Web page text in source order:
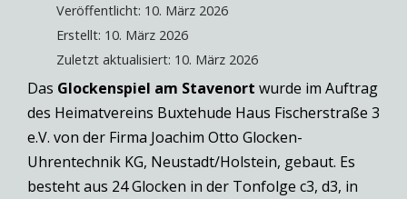
Veröffentlicht: 10. März 2026
Erstellt: 10. März 2026
Zuletzt aktualisiert: 10. März 2026
Das Glockenspiel am Stavenort wurde im Auftrag
des Heimatvereins Buxtehude Haus Fischerstraße 3
e.V. von der Firma Joachim Otto Glocken-
Uhrentechnik KG, Neustadt/Holstein, gebaut. Es
besteht aus 24 Glocken in der Tonfolge c3, d3, in